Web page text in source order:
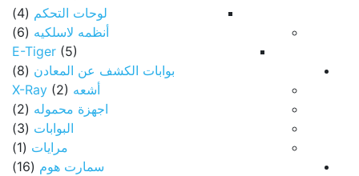
لوحات التحكم (4)
أنظمه لاسلكيه (6)
E-Tiger (5)
بوابات الكشف عن المعادن (8)
أشعه X-Ray (2)
اجهزة محموله (2)
البوابات (3)
مرايات (1)
سمارت هوم (16)